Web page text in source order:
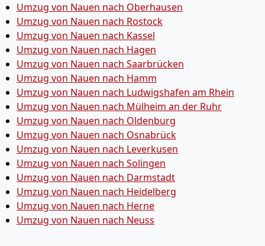
Umzug von Nauen nach Oberhausen
Umzug von Nauen nach Rostock
Umzug von Nauen nach Kassel
Umzug von Nauen nach Hagen
Umzug von Nauen nach Saarbrücken
Umzug von Nauen nach Hamm
Umzug von Nauen nach Ludwigshafen am Rhein
Umzug von Nauen nach Mülheim an der Ruhr
Umzug von Nauen nach Oldenburg
Umzug von Nauen nach Osnabrück
Umzug von Nauen nach Leverkusen
Umzug von Nauen nach Solingen
Umzug von Nauen nach Darmstadt
Umzug von Nauen nach Heidelberg
Umzug von Nauen nach Herne
Umzug von Nauen nach Neuss